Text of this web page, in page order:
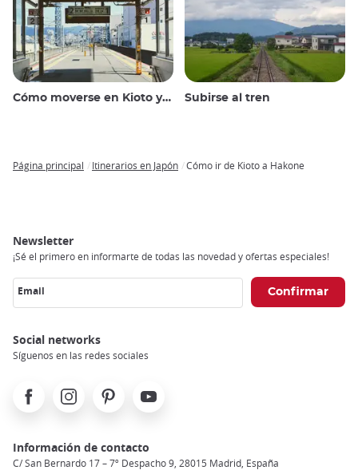
Cómo moverse en Kioto y alrededores Subirse al tren
Página principal Itinerarios en Japón Cómo ir de Kioto a Hakone
Newsletter
¡Sé el primero en informarte de todas las novedad y ofertas especiales!
Email
Social networks
Síguenos en las redes sociales
FacebookInstagramPinterest Youtube
Información de contacto
C/ San Bernardo 17 – 7º Despacho 9, 28015 Madrid, España